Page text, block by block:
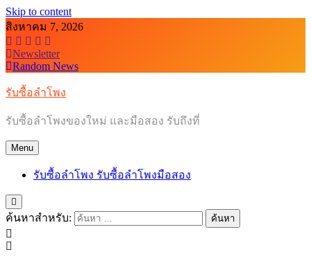
Skip to content
สิงหาคม 7, 2026
Newsletter
Random News
รับซื้อลำโพง
รับซื้อลำโพงของใหม่ และมือสอง รับถึงที่
Menu
รับซื้อลำโพง รับซื้อลำโพงมือสอง
ค้นหาสำหรับ: